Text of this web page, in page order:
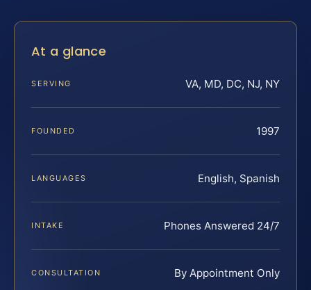
At a glance
SERVING VA, MD, DC, NJ, NY
FOUNDED 1997
LANGUAGES English, Spanish
INTAKE Phones Answered 24/7
CONSULTATION By Appointment Only